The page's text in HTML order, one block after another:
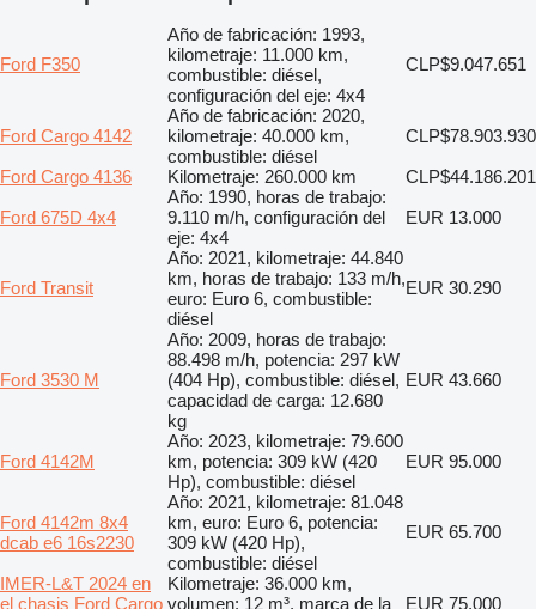
Ford F350
Año de fabricación: 1993,
kilometraje: 11.000 km,
combustible: diésel,
configuración del eje: 4x4
CLP$9.047.651
Ford Cargo 4142
Año de fabricación: 2020,
kilometraje: 40.000 km,
combustible: diésel
CLP$78.903.930
Ford Cargo 4136
Kilometraje: 260.000 km
CLP$44.186.201
Ford 675D 4x4
Año: 1990, horas de trabajo:
9.110 m/h, configuración del
eje: 4x4
EUR 13.000
Ford Transit
Año: 2021, kilometraje: 44.840
km, horas de trabajo: 133 m/h,
euro: Euro 6, combustible:
diésel
EUR 30.290
Ford 3530 M
Año: 2009, horas de trabajo:
88.498 m/h, potencia: 297 kW
(404 Hp), combustible: diésel,
capacidad de carga: 12.680
kg
EUR 43.660
Ford 4142M
Año: 2023, kilometraje: 79.600
km, potencia: 309 kW (420
Hp), combustible: diésel
EUR 95.000
Ford 4142m 8x4
dcab e6 16s2230
Año: 2021, kilometraje: 81.048
km, euro: Euro 6, potencia:
309 kW (420 Hp),
combustible: diésel
EUR 65.700
IMER-L&T 2024 en
el chasis Ford Cargo
Kilometraje: 36.000 km,
volumen: 12 m³, marca de la
EUR 75.000